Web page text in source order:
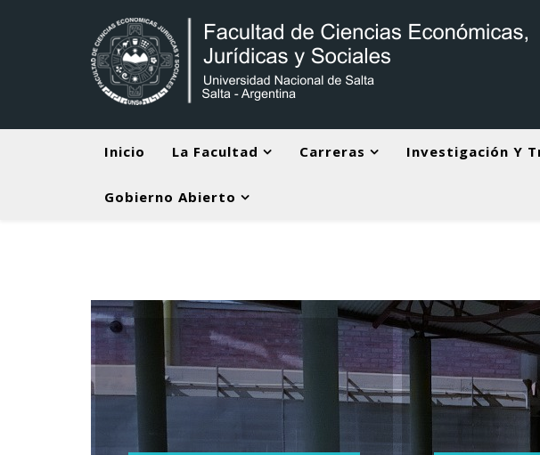
Inicio La Facultad Carreras Investigación Y
Gobierno Abierto